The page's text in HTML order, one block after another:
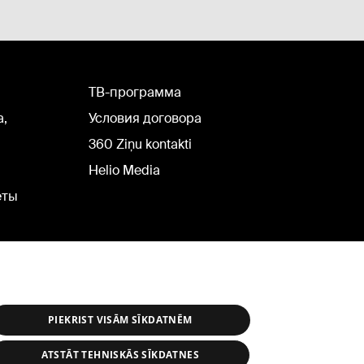
TВ-программа
Условия договора
360 Ziņu kontakti
Helio Media
PIEKRIST VISĀM SĪKDATNĒM
ATSTĀT TEHNISKĀS SĪKDATNES